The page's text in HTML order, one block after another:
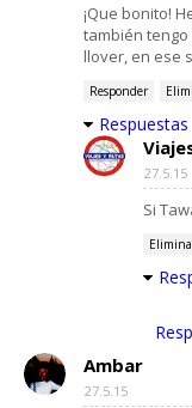
¡Que bonito!
también
llover, en ese
Responder
Respuestas
27.5.15
Si
Ambar
27.5.15